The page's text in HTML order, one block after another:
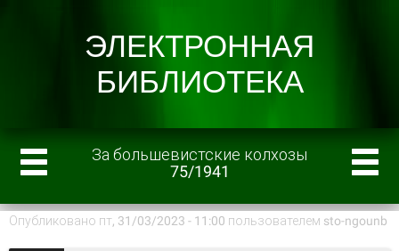
За большевистские колхозы
75/1941
Опубликовано пт, 31/03/2023 - 11:00 пользователем sto-ngounb